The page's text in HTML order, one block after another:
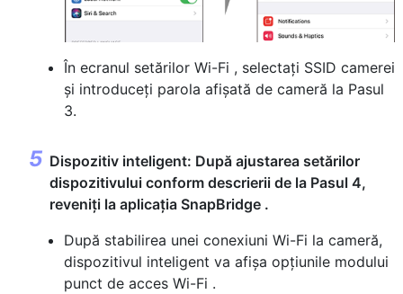
În ecranul setărilor Wi-Fi , selectați SSID camerei
și introduceți parola afișată de cameră la Pasul
3.
Dispozitiv inteligent: După ajustarea setărilor
dispozitivului conform descrierii de la Pasul 4,
reveniți la aplicația SnapBridge .
După stabilirea unei conexiuni Wi-Fi la cameră,
dispozitivul inteligent va afișa opțiunile modului
punct de acces Wi-Fi .